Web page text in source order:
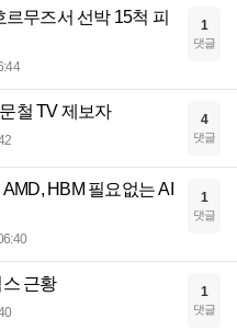
무즈서 선박 15척 피
1
댓글
철 TV 제보자 4
댓글
HBM 필요없는 AI
1
댓글
근황 1
댓글